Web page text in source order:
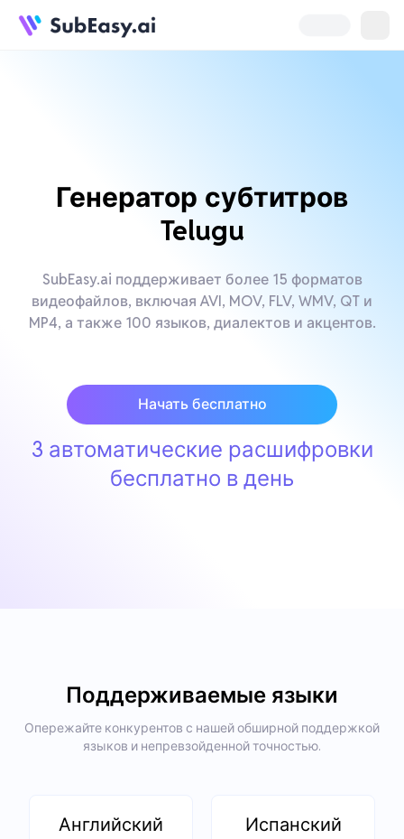
Генератор субтитров
Telugu
SubEasy.ai поддерживает более 15 форматов
видеофайлов, включая AVI, MOV, FLV, WMV, QT и
MP4, а также 100 языков, диалектов и акцентов.
Начать бесплатно
3 автоматические расшифровки
бесплатно в день
Поддерживаемые языки
Опережайте конкурентов с нашей обширной поддержкой
языков и непревзойденной точностью.
Английский Испанский